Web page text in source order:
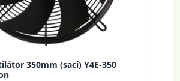
350mm (sací) Y4E-350